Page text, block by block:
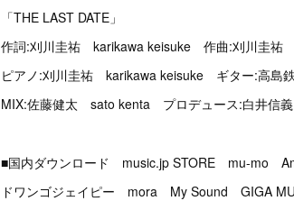
「THE LAST DATE」
作詞:刈川圭祐 karikawa keisuke 作曲:刈川圭
ピアノ:刈川圭祐 karikawa keisuke ギター:高
MIX:佐藤健太 sato kenta プロデュース:白井信
■国内ダウンロード music.jp STORE mu-mo
ドワンゴジェイピー mora My Sound GIGA